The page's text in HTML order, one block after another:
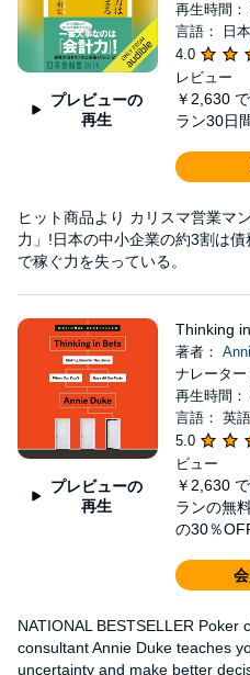
プレビューの
再生
再生時間
言語： 日
4.0
レビュー
￥2,630
ラン30日
ヒット商品より カリスマ営業マ
力」!日本の中小企業の約3割は
で稼ぐ力を失っている。
プレビューの
再生
Thinking
著者：
ナレーター
再生時間
言語： 英語
5.0
ビュー
￥2,630
ランの無
の30％
NATIONAL BESTSELLER
consultant Annie Duke teaches
uncertainty and make better